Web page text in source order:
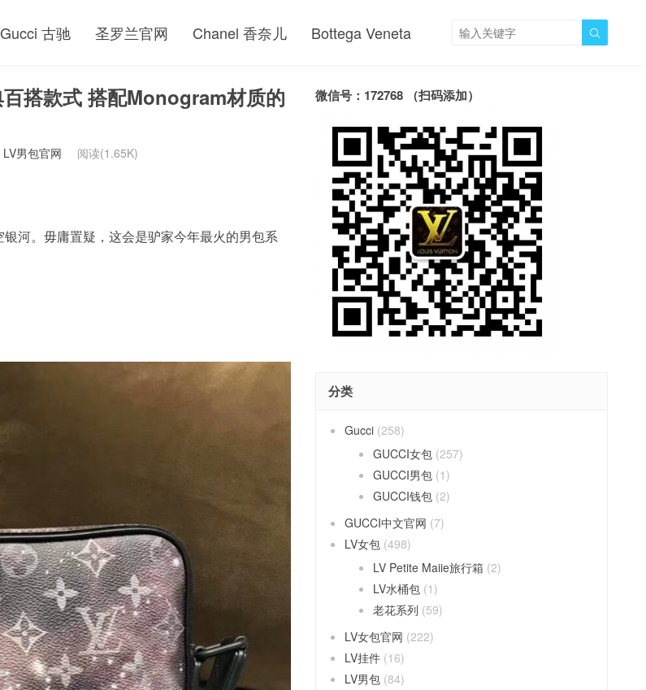
Gucci 古驰 圣罗兰官网 Chanel 香奈儿 Bottega Veneta 
搭款式 搭配Monogram材质的
LV男包官网 阅读(1.65K)
河。毋庸置疑，这会是驴家今年最火的男包系
微信号：172768 （扫码添加）
分类
Gucci (258)
GUCCI女包 (257)
GUCCI男包 (1)
GUCCI钱包 (2)
GUCCI中文官网 (7)
LV女包 (498)
LV Petite Maiie旅行箱 (2)
LV水桶包 (1)
老花系列 (59)
LV女包官网 (222)
LV挂件 (16)
LV男包 (84)